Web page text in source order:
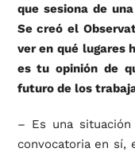
que sesiona de
Se creó el
ver en qué lugares
es tu opinión de
futuro de los
– Es una
convocatoria en sí,